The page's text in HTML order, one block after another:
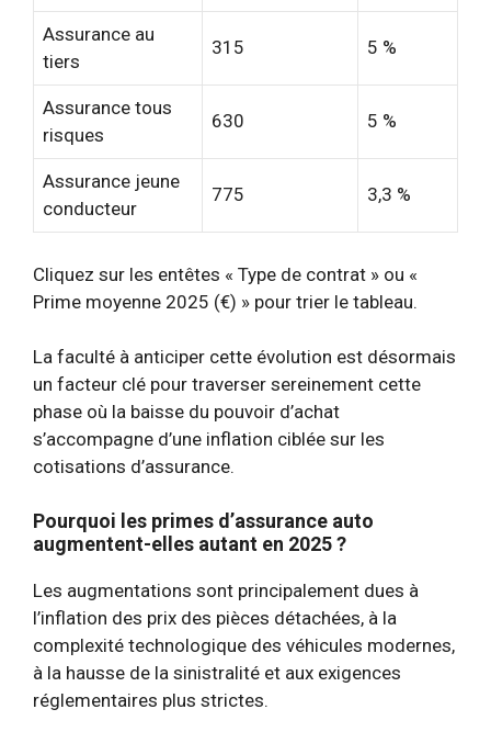
Assurance au
tiers
315 5 %
Assurance tous
risques
630 5 %
Assurance jeune
conducteur
775 3,3 %
Cliquez sur les entêtes « Type de contrat » ou «
Prime moyenne 2025 (€) » pour trier le tableau.
La faculté à anticiper cette évolution est désormais
un facteur clé pour traverser sereinement cette
phase où la baisse du pouvoir d’achat
s’accompagne d’une inflation ciblée sur les
cotisations d’assurance.
Pourquoi les primes d’assurance auto
augmentent-elles autant en 2025 ?
Les augmentations sont principalement dues à
l’inflation des prix des pièces détachées, à la
complexité technologique des véhicules modernes,
à la hausse de la sinistralité et aux exigences
réglementaires plus strictes.